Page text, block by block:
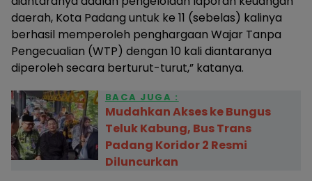
daerah, Kota Padang untuk ke 11 (sebelas) kalinya
berhasil memperoleh penghargaan Wajar Tanpa
Pengecualian (WTP) dengan 10 kali diantaranya
diperoleh secara berturut-turut,” katanya.
BACA JUGA :
Mudahkan Akses ke Bungus
Teluk Kabung, Bus Trans
Padang Koridor 2 Resmi
Diluncurkan